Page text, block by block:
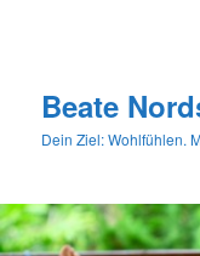
Beate
Dein Ziel: Wohlfühlen.